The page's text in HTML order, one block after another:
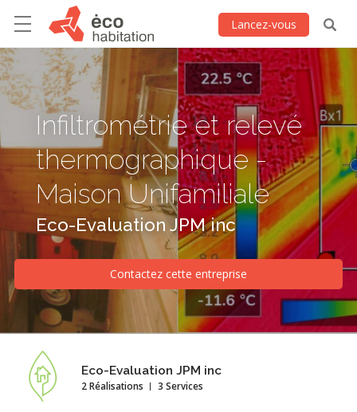
Lancez-vous
Infiltrométrie et relevé
thermographique -
Maison Unifamiliale
Eco-Evaluation JPM inc
Contactez cette entreprise
Eco-Evaluation JPM inc
2 Réalisations 3 Services